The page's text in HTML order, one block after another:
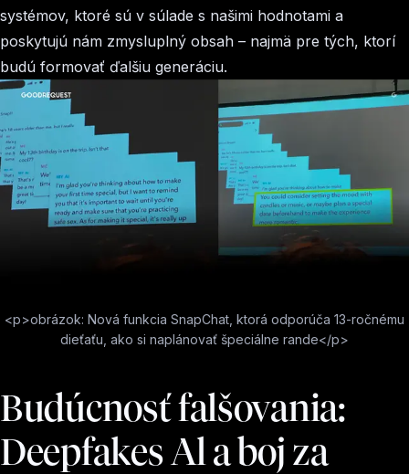
systémov, ktoré sú v súlade s našimi hodnotami a
poskytujú nám zmysluplný obsah – najmä pre tých, ktorí
budú formovať ďalšiu generáciu.
<p>obrázok: Nová funkcia SnapChat, ktorá odporúča 13-ročnému
dieťaťu, ako si naplánovať špeciálne rande</p>
Budúcnosť falšovania:
Deepfakes Al a boj za